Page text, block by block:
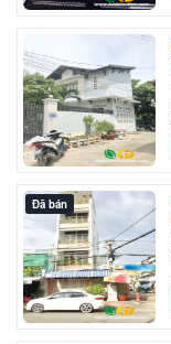
Đã bán